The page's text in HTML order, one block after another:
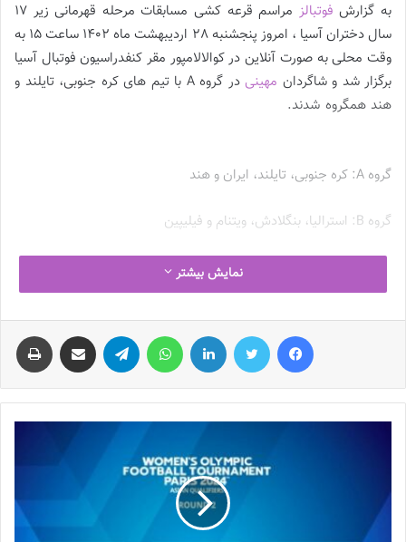
به گزارش فوتبالز
مراسم قرعه کشی مسابقات مرحله قهرمانی زیر 17
سال دختران آسیا ، امروز پنجشنبه 28 اردیبهشت ماه 1402 ساعت 15 به
وقت محلی به صورت آنلاین در کوالالامپور مقر کنفدراسیون فوتبال آسیا
برگزار شد و شاگردان مهینی
در گروه A با تیم های کره جنوبی، تایلند و
هند همگروه شدند.
گروه A: کره جنوبی، تایلند، ایران و هند
گروه B: استرالیا، بنگلادش، ویتنام و فیلیپین
مهر 1402 ) برگزار می شود.
نوشته های مشابه
چالش هاى ليست جدید تيم ملى فوتبال
زنان
تازه‌ترین خبرها از درمان ۲ ملی‌پوش فوتبال
2023-12-24
نمایش بیشتر